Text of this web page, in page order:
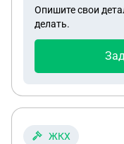
Опишите свои
делать.
ЖКХ